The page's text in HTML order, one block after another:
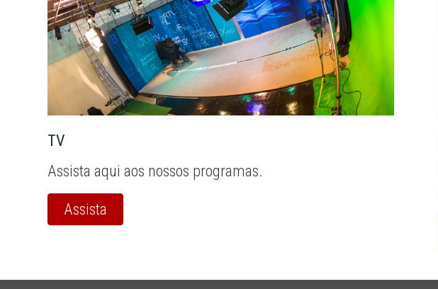
TV
Assista aqui aos nossos programas.
Assista